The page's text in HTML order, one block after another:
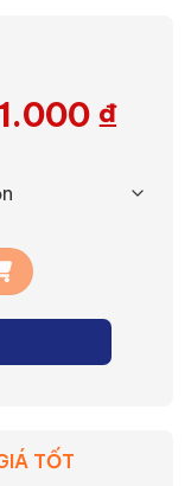
₫
Panasonic số lượng
TỐT